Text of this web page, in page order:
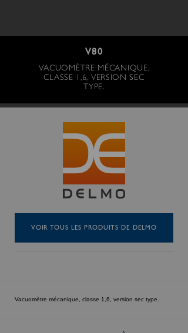
V80
VACUOMÈTRE MÉCANIQUE,
CLASSE 1,6, VERSION SEC
TYPE.
VOIR TOUS LES PRODUITS DE DELMO
Vacuomètre mécanique, classe 1,6, version sec type.